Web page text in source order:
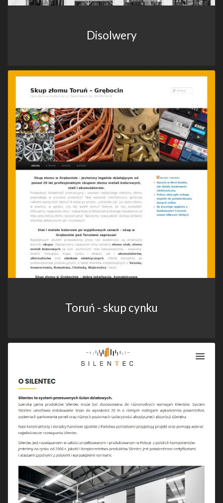
Disolwery
Toruń - skup cynku